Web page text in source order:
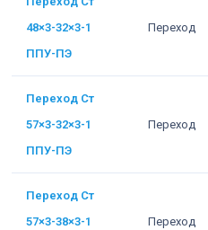
48×3-32×3-1
ППУ-ПЭ
Переход
Переход Ст
57×3-32×3-1
ППУ-ПЭ
Переход
Переход Ст
57×3-38×3-1
Переход